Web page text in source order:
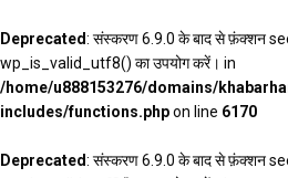
Deprecated: संस्करण 6.9.0 के बाद से फ़ंक्शन
wp_is_valid_utf8() का उपयोग करें। in
/home/u888153276/domains/
includes/functions.phpon line 6170
Deprecated: संस्करण 6.9.0 के बाद से फ़ंक्शन